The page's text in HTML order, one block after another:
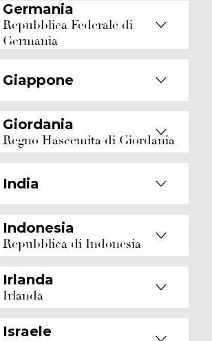
Germania
Repubblica Federale di
Germania
Giappone
Giordania
Regno Hascemita di Giordania
India
Indonesia
Repubblica di Indonesia
Irlanda
Irlanda
Israele